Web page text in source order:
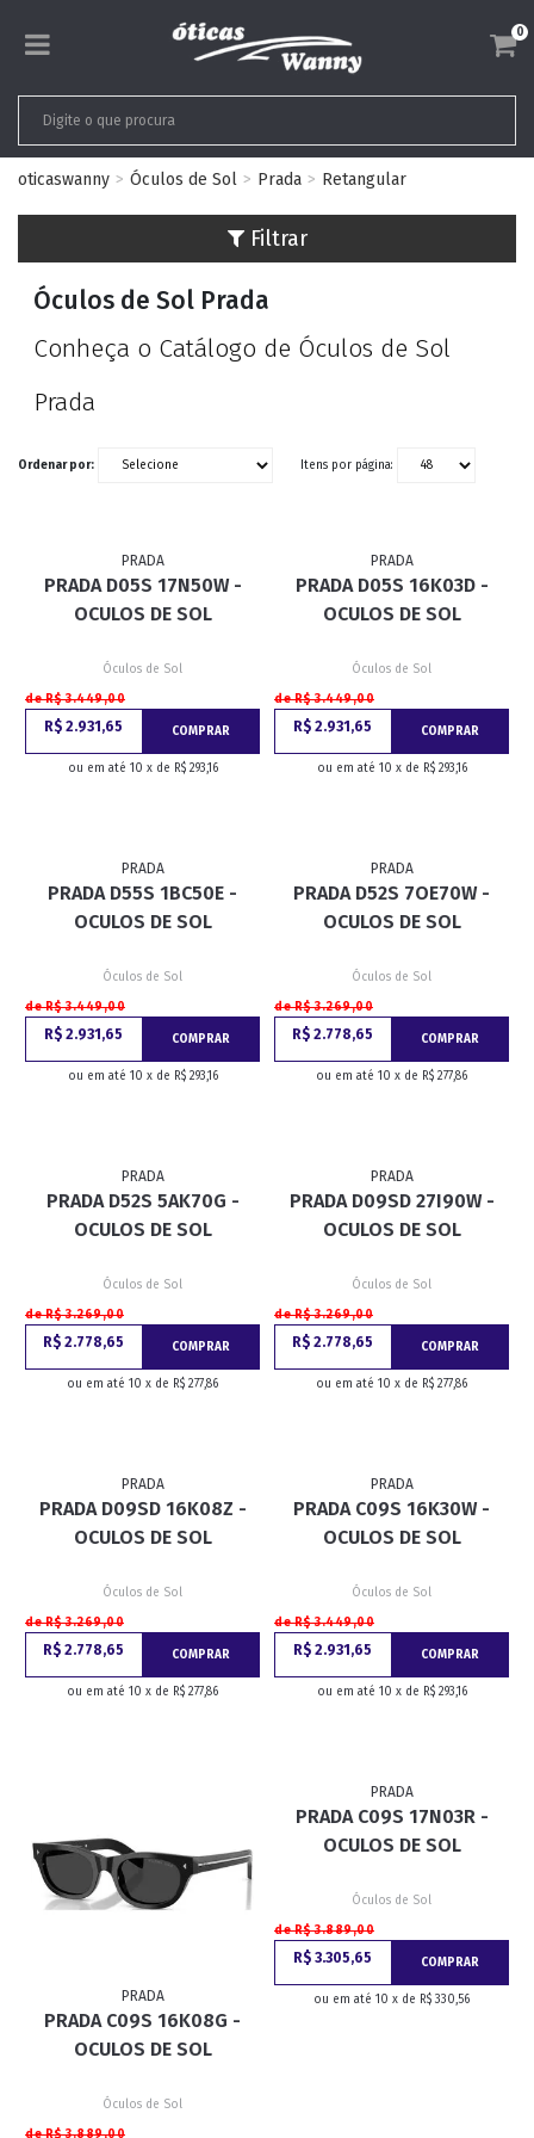
0
oticaswanny Óculos de Sol Prada Retangular
Filtrar
Óculos de Sol Prada
Conheça o Catálogo de Óculos de Sol
Prada
Ordenar por: Itens por página:
PRADA
PRADA D05S 17N50W -
OCULOS DE SOL
Óculos de Sol
de R$ 3.449,00
R$ 2.931,65 COMPRAR
ou em até 10 x de R$ 293,16
PRADA
PRADA D05S 16K03D -
OCULOS DE SOL
Óculos de Sol
de R$ 3.449,00
R$ 2.931,65 COMPRAR
ou em até 10 x de R$ 293,16
PRADA
PRADA D55S 1BC50E -
OCULOS DE SOL
Óculos de Sol
de R$ 3.449,00
R$ 2.931,65 COMPRAR
ou em até 10 x de R$ 293,16
PRADA
PRADA D52S 7OE70W -
OCULOS DE SOL
Óculos de Sol
de R$ 3.269,00
R$ 2.778,65 COMPRAR
ou em até 10 x de R$ 277,86
PRADA
PRADA D52S 5AK70G -
OCULOS DE SOL
Óculos de Sol
de R$ 3.269,00
R$ 2.778,65 COMPRAR
ou em até 10 x de R$ 277,86
PRADA
PRADA D09SD 27I90W -
OCULOS DE SOL
Óculos de Sol
de R$ 3.269,00
R$ 2.778,65 COMPRAR
ou em até 10 x de R$ 277,86
PRADA
PRADA D09SD 16K08Z -
OCULOS DE SOL
Óculos de Sol
de R$ 3.269,00
R$ 2.778,65 COMPRAR
ou em até 10 x de R$ 277,86
PRADA
PRADA C09S 16K30W -
OCULOS DE SOL
Óculos de Sol
de R$ 3.449,00
R$ 2.931,65 COMPRAR
ou em até 10 x de R$ 293,16
PRADA
PRADA C09S 16K08G -
OCULOS DE SOL
Óculos de Sol
de R$ 3.889,00
PRADA
PRADA C09S 17N03R -
OCULOS DE SOL
Óculos de Sol
de R$ 3.889,00
R$ 3.305,65 COMPRAR
ou em até 10 x de R$ 330,56